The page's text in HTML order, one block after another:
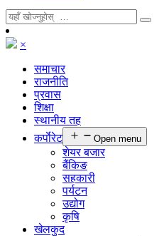
×
समाचार
राजनीति
प्रवास
शिक्षा
स्थानीय तह
कर्पाेरेट
Open menu
शेयर बजार
बैंकिङ
सहकारी
पर्यटन
उद्योग
कृषि
खेलकुद